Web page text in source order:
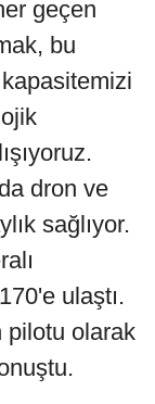
geçen
bu
dron ve
sağlıyor.
ulaştı.
pilotu olarak